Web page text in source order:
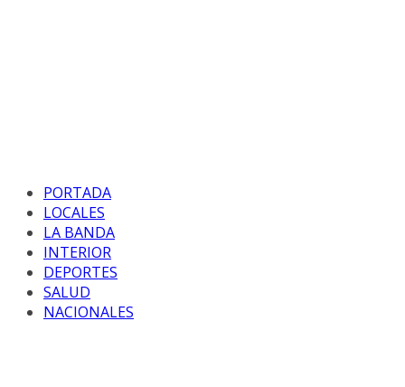
PORTADA
LOCALES
LA BANDA
INTERIOR
DEPORTES
SALUD
NACIONALES